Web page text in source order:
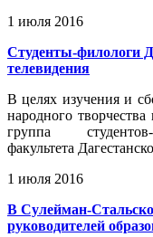
1 июля 2016
Студенты-филологи
телевидения
В целях изучения и
народного
группа студентов-
факультета
1 июля 2016
В Сулейман-
руководителей